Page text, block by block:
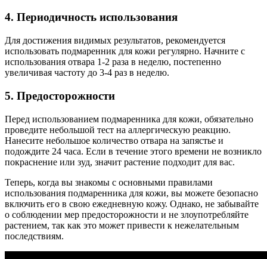
4. Периодичность использования
Для достижения видимых результатов, рекомендуется
использовать подмаренник для кожи регулярно. Начните с
использования отвара 1-2 раза в неделю, постепенно
увеличивая частоту до 3-4 раз в неделю.
5. Предосторожности
Перед использованием подмаренника для кожи, обязательно
проведите небольшой тест на аллергическую реакцию.
Нанесите небольшое количество отвара на запястье и
подождите 24 часа. Если в течение этого времени не возникло
покраснение или зуд, значит растение подходит для вас.
Теперь, когда вы знакомы с основными правилами
использования подмаренника для кожи, вы можете безопасно
включить его в свою ежедневную кожу. Однако, не забывайте
о соблюдении мер предосторожности и не злоупотребляйте
растением, так как это может привести к нежелательным
последствиям.